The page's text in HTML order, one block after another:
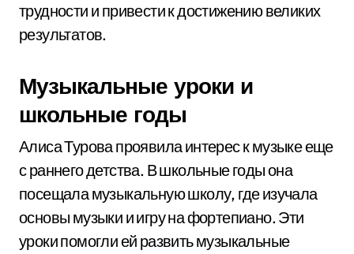
трудности и привести к достижению великих
результатов.
Музыкальные уроки и
школьные годы
Алиса Турова проявила интерес к музыке еще
с раннего детства. В школьные годы она
посещала музыкальную школу, где изучала
основы музыки и игру на фортепиано. Эти
уроки помогли ей развить музыкальные